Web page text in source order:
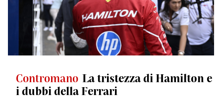
Contromano La tristezza di Hamilton e
i dubbi della Ferrari